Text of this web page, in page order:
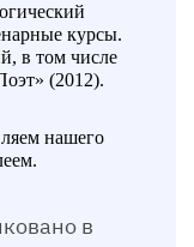
курсы.
в том числе
(2012).
нашего
в